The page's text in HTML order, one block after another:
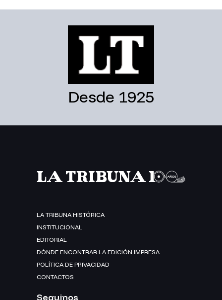
Desde 1925
LA TRIBUNA HISTÓRICA
INSTITUCIONAL
EDITORIAL
DÓNDE ENCONTRAR LA EDICIÓN IMPRESA
POLÍTICA DE PRIVACIDAD
CONTACTOS
Seguinos